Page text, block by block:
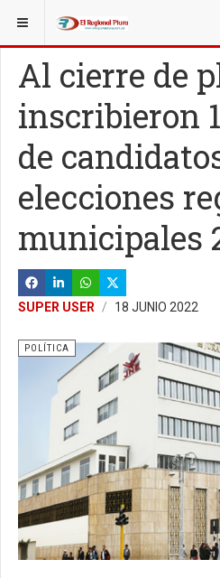
ESTÁ AQUÍ: NACIONALES
Al cierre de
inscribieron
de
elecciones
municipales
SUPER USER 18 JUNIO 2022
POLÍTICA